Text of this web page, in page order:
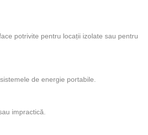
potrivite pentru locații izolate sau pentru
de energie portabile.
impractică.